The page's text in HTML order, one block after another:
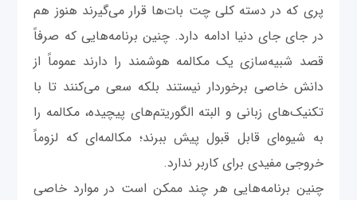
پری که در دسته کلی چت بات‌ها قرار می‌گیرند هنوز هم
در جای جای دنیا ادامه دارد. چنین برنامه‌هایی که صرفاً
قصد شبیه‌سازی یک مکالمه هوشمند را دارند عموماً از
دانش خاصی برخوردار نیستند بلکه سعی می‌کنند تا با
تکنیک‌های زبانی و البته الگوریتم‌های پیچیده، مکالمه را
به شیوه‌ای قابل قبول پیش ببرند؛ مکالمه‌ای که لزوماً
خروجی مفیدی برای کاربر ندارد.
چنین برنامه‌هایی هر چند ممکن است در موارد خاصی